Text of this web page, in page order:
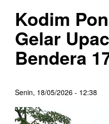
Kodim
Gelar
Bendera
Senin, 18/05/2026 - 12:38